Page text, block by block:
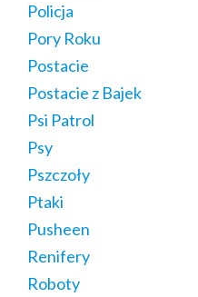
Policja
Pory Roku
Postacie
Postacie z Bajek
Psi Patrol
Psy
Pszczoły
Ptaki
Pusheen
Renifery
Roboty